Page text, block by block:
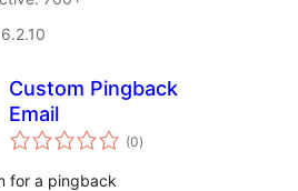
Custom Pingback
Email
(0total
aprecieri
)
for a pingback